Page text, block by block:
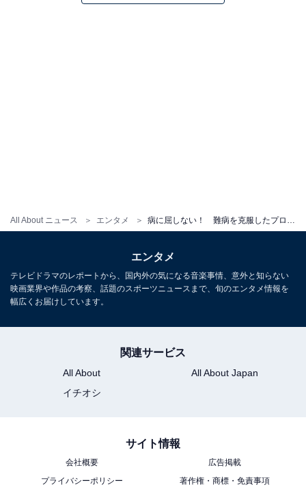
All About ニュース エンタメ
を見抜き、徹底的にケア。翌2007年からはレギュラーに
輝く活躍をみせるまでになりました。2014年オフには福
良がヘッドコーチ（2015年途中から監督）を務めていた
オリックスへFA移籍し、その師弟関係は長く続きまし
うに胃がんであることを明かしたのが広島の赤松真人。
チームには欠かせない存在となっていましたが、シーズ
ンオフに受けた人間ドックで初期段階の胃がんが見つか
エンタメ
テレビドラマのレポートから、国内外の気になる音楽事情、意外と知らない
映画業界や作品の考察、話題のスポーツニュースまで、旬のエンタメ情報を
幅広くお届けしています。
関連サービス
All About
All About Japan
イチオシ
サイト情報
会社概要
広告掲載
プライバシーポリシー
著作権・商標・免責事項